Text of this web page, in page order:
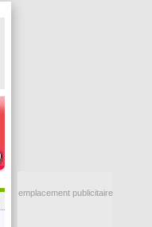
emplacement publicitaire